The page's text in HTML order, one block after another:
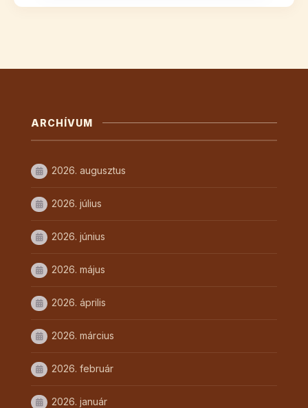
ARCHÍVUM
2026. augusztus
2026. július
2026. június
2026. május
2026. április
2026. március
2026. február
2026. január